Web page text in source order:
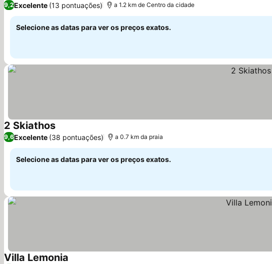
9,2Excelente (13 pontuações) a 1.2 km de Centro da cidade
Selecione as datas para ver os preços exatos.
2 Skiathos
9,6Excelente (38 pontuações) a 0.7 km da praia
Selecione as datas para ver os preços exatos.
Villa Lemonia